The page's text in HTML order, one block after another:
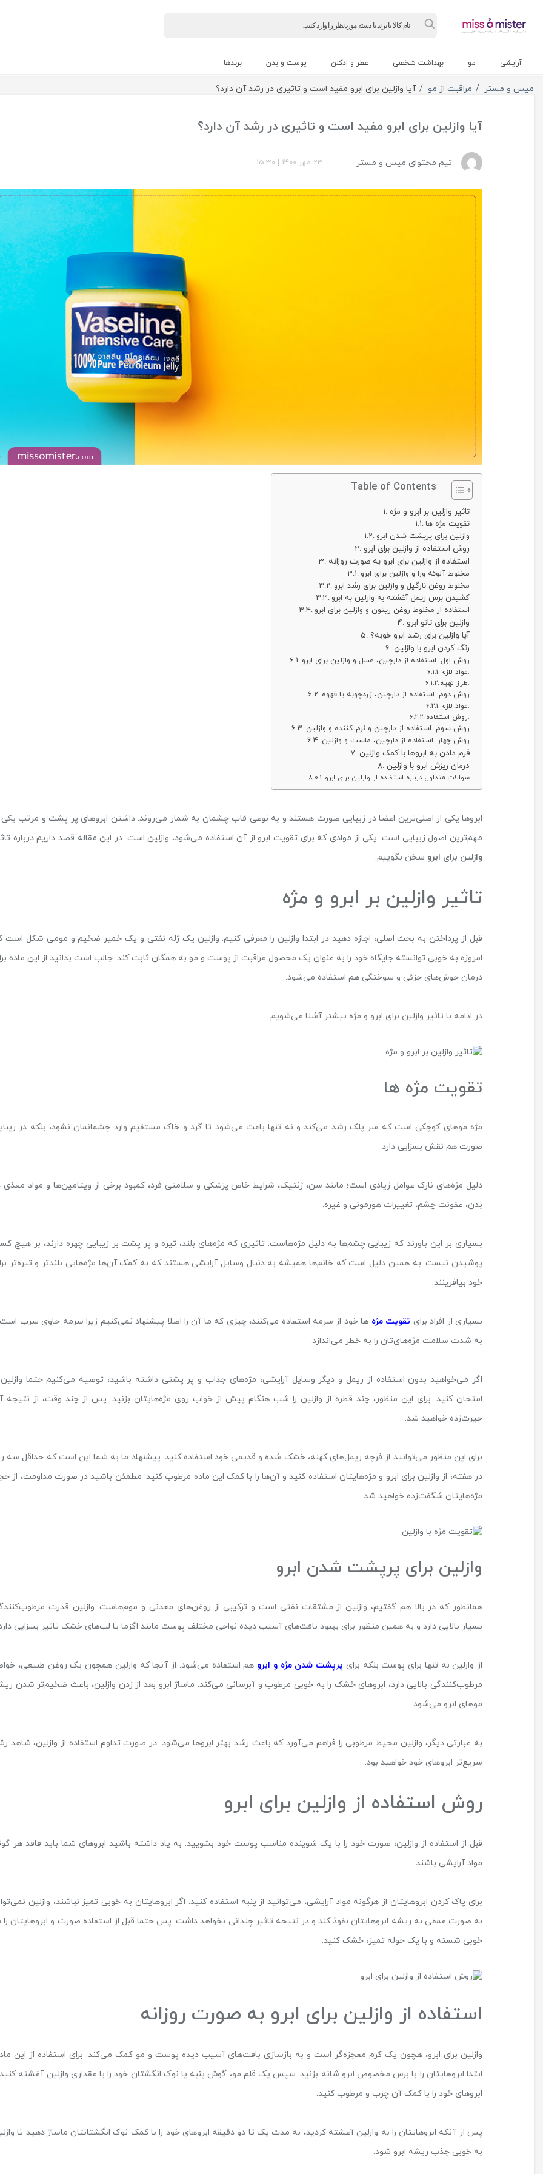
Products
search
آرایشی مو بهداشت شخصی عطر و ادکلن پوست و بدن برندها
میس و مستر مراقبت از مو آیا وازلین برای ابرو مفید است و تاثیری در رشد آن دارد؟
آیا وازلین برای ابرو مفید است و تاثیری در رشد آن دارد؟
تیم محتوای میس و مستر 23 مهر 1400 |
15:30
Table of Contents
تاثیر وازلین بر ابرو و مژه
تقویت مژه‌ ها
وازلین برای پرپشت شدن ابرو
روش استفاده از وازلین برای ابرو
استفاده از وازلین برای ابرو به صورت روزانه
مخلوط آلوئه ورا و وازلین برای ابرو
مخلوط روغن نارگیل و وازلین برای رشد ابرو
کشیدن برس ریمل آغشته به وازلین به ابرو
استفاده از مخلوط روغن زیتون و وازلین برای ابرو
وازلین برای تاتو ابرو
آیا وازلین برای رشد ابرو خوبه؟
رنگ کردن ابرو با وازلین
روش اول: استفاده از دارچین، عسل و وازلین برای ابرو
مواد لازم:
طرز تهیه:
روش دوم: استفاده از دارچین، زردچوبه یا قهوه
مواد لازم:
روش استفاده:
روش سوم: استفاده از دارچین و نرم کننده و وازلین
روش چهار: استفاده از دارچین، ماست و وازلین
فرم دادن به ابروها با کمک وازلین
درمان ریزش ابرو با وازلین
سوالات متداول درباره استفاده از وازلین برای ابرو
ابروها یکی از اصلی‌ترین اعضا در زیبایی صورت هستند و به نوعی قاب چشمان به شمار می‌روند. داشتن ابروهای پر پشت و مرتب یکی
مهم‌ترین اصول زیبایی است. یکی از موادی که برای تقویت ابرو از آن استفاده می‌شود، وازلین است. در این مقاله قصد داریم درباره
وازلین برای ابرو سخن بگوییم.
تاثیر وازلین بر ابرو و مژه
قبل از پرداختن به بحث اصلی، اجازه دهید در ابتدا وازلین را معرفی کنیم. وازلین یک ژله نفتی و یک خمیر ضخیم و مومی شکل است
امروزه به خوبی توانسته جایگاه خود را به عنوان یک محصول مراقبت از پوست و مو به همگان ثابت کند. جالب است بدانید از این ماده
درمان جوش‌های جزئی و سوختگی هم استفاده می‌شود.
در ادامه با تاثیر وازلین برای ابرو و مژه بیشتر آشنا می‌شویم.
تقویت مژه‌ ها
مژه موهای کوچکی‌ است که سر پلک رشد می‌کند و نه تنها باعث می‌شود تا گرد و خاک مستقیم وارد چشمانمان نشود، بلکه در
صورت هم نقش بسزایی دارد.
دلیل مژه‌های نازک عوامل زیادی است؛ مانند سن، ژنتیک، شرایط خاص پزشکی و سلامتی فرد، کمبود برخی از ویتامین‌ها و مواد مغذی
بدن، عفونت چشم، تغییرات هورمونی و غیره.
بسیاری بر این باورند که زیبایی چشم‌ها به دلیل مژه‌هاست. تاثیری که مژه‌های بلند، تیره و پر پشت بر زیبایی چهره دارند، بر هیچ
پوشیدن نیست. به همین دلیل است که خانم‌ها همیشه به دنبال وسایل آرایشی هستند که به کمک آن‌ها مژه‌هایی بلندتر و تیره‌تر
خود بیافرینند.
بسیاری از افراد برای تقویت مژه ها خود از سرمه استفاده می‌کنند، چیزی که ما آن را اصلا پیشنهاد نمی‌کنیم زیرا سرمه حاوی سرب
به شدت سلامت مژه‌های‌تان را به خطر می‌اندازد.
اگر می‌خواهید بدون استفاده از ریمل و دیگر وسایل آرایشی، مژه‌های جذاب و پر پشتی داشته باشید، توصیه می‌کنیم حتما وازلین
امتحان کنید. برای این منظور، چند قطره از وازلین را شب هنگام پیش از خواب روی مژه‌هایتان بزنید. پس از چند وقت، از نتیجه
حیرت‌زده خواهید شد.
برای این منظور می‌توانید از فرچه ریمل‌های کهنه، خشک شده و قدیمی خود استفاده کنید. پیشنهاد ما به شما این است که حداقل سه
در هفته، از وازلین برای ابرو و مژه‌هایتان استفاده کنید و آن‌ها را با کمک این ماده مرطوب کنید. مطمئن باشید در صورت مداومت، از
مژه‌هایتان شگفت‌زده خواهید شد.
وازلین برای پرپشت شدن ابرو
همانطور که در بالا هم گفتیم، وازلین از مشتقات نفتی است و ترکیبی از روغن‌های معدنی و موم‌هاست. وازلین قدرت
بسیار بالایی دارد و به همین منظور برای بهبود بافت‌های آسیب دیده نواحی مختلف پوست مانند اگزما یا لب‌های خشک تاثیر بسزایی
از وازلین نه تنها برای پوست بلکه برای پرپشت شدن مژه و ابرو هم استفاده می‌شود. از آنجا که وازلین همچون یک روغن طبیعی،
مرطوب‌کنندگی بالایی دارد، ابروهای خشک را به خوبی مرطوب و آبرسانی می‌کند. ماساژ ابرو بعد از زدن وازلین، باعث ضخیم‌تر شدن
موهای ابرو می‌شود.
به عبارتی دیگر، وازلین محیط مرطوبی را فراهم می‌آورد که باعث رشد بهتر ابروها می‌شود. در صورت تداوم استفاده از وازلین، شاهد
سریع‌تر ابروهای خود خواهید بود.
روش استفاده از وازلین برای ابرو
قبل از استفاده از وازلین، صورت خود را با یک شوینده مناسب پوست خود بشویید. به یاد داشته باشید ابروهای شما باید فاقد هر
مواد آرایشی باشند.
برای پاک کردن ابروهایتان از هرگونه مواد آرایشی، می‌توانید از پنبه استفاده کنید. اگر ابروهایتان به خوبی تمیز نباشند، وازلین
به صورت عمقی به ریشه ابروهایتان نفوذ کند و در نتیجه تاثیر چندانی نخواهد داشت. پس حتما قبل از استفاده صورت و ابروهایتان را
خوبی شسته و با یک حوله تمیز، خشک کنید.
استفاده از وازلین برای ابرو به صورت روزانه
وازلین برای ابرو، هچون یک کرم معجزه‌گر است و به بازسازی بافت‌های آسیب دیده پوست و مو کمک می‌کند. برای استفاده از این
ابتدا ابروهایتان را با برس مخصوص ابرو شانه بزنید. سپس یک قلم مو، گوش پنبه یا نوک انگشتان خود را با مقداری وازلین آغشته
ابروهای خود را با کمک آن چرب و مرطوب کنید.
پس از آنکه ابروهایتان را به وازلین آغشته کردید، به مدت یک تا دو دقیقه ابروهای خود را با کمک نوک انگشتانتان ماساژ دهید تا
به خوبی جذب ریشه ابرو شود.